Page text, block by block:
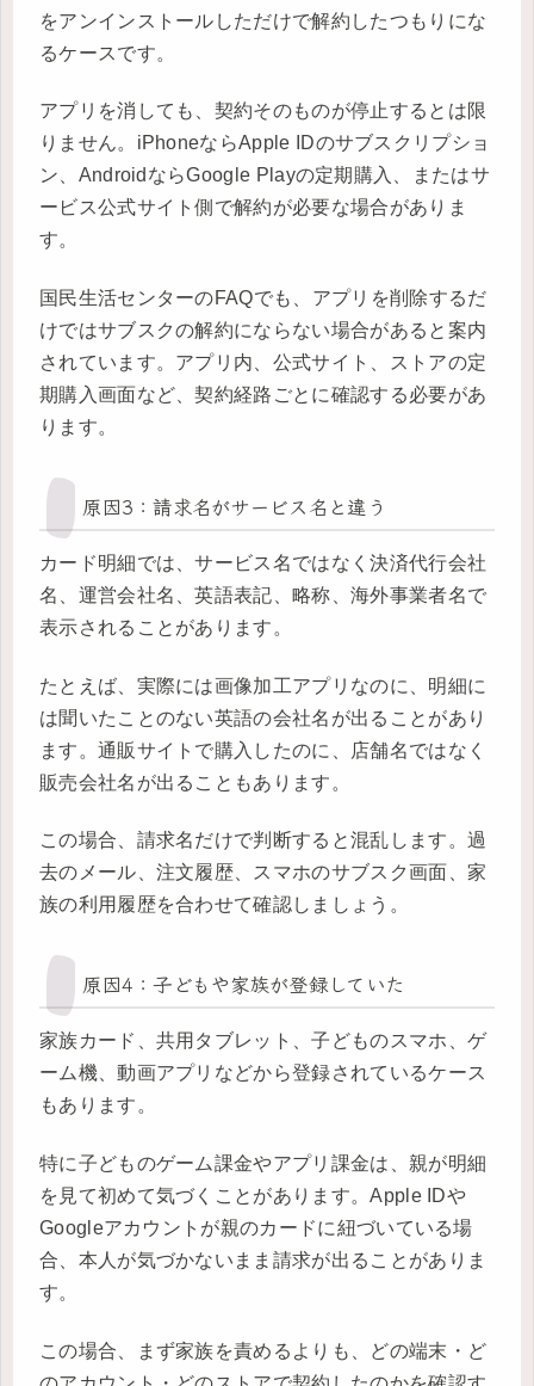
をアンインストールしただけで解約したつもりにな
るケースです。
アプリを消しても、契約そのものが停止するとは限
りません。iPhoneならApple IDのサブスクリプショ
ン、AndroidならGoogle Playの定期購入、またはサ
ービス公式サイト側で解約が必要な場合がありま
す。
国民生活センターのFAQでも、アプリを削除するだ
けではサブスクの解約にならない場合があると案内
されています。アプリ内、公式サイト、ストアの定
期購入画面など、契約経路ごとに確認する必要があ
ります。
原因3：請求名がサービス名と違う
カード明細では、サービス名ではなく決済代行会社
名、運営会社名、英語表記、略称、海外事業者名で
表示されることがあります。
たとえば、実際には画像加工アプリなのに、明細に
は聞いたことのない英語の会社名が出ることがあり
ます。通販サイトで購入したのに、店舗名ではなく
販売会社名が出ることもあります。
この場合、請求名だけで判断すると混乱します。過
去のメール、注文履歴、スマホのサブスク画面、家
族の利用履歴を合わせて確認しましょう。
原因4：子どもや家族が登録していた
家族カード、共用タブレット、子どものスマホ、ゲ
ーム機、動画アプリなどから登録されているケース
もあります。
特に子どものゲーム課金やアプリ課金は、親が明細
を見て初めて気づくことがあります。Apple IDや
Googleアカウントが親のカードに紐づいている場
合、本人が気づかないまま請求が出ることがありま
す。
この場合、まず家族を責めるよりも、どの端末・ど